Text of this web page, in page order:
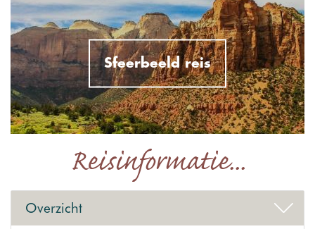
Sfeerbeeld reis
Reisinformatie...
Overzicht